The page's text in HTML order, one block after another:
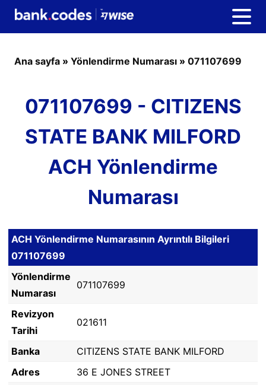
Ana sayfa » Yönlendirme Numarası » 071107699
071107699 - CITIZENS
STATE BANK MILFORD
ACH Yönlendirme
Numarası
ACH Yönlendirme Numarasının Ayrıntılı Bilgileri
071107699
Yönlendirme
Numarası
071107699
Revizyon
Tarihi
021611
Banka
CITIZENS STATE BANK MILFORD
Adres
36 E JONES STREET